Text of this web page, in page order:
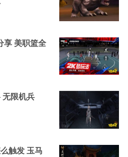
享 美职篮全
无限机兵
触发 玉马